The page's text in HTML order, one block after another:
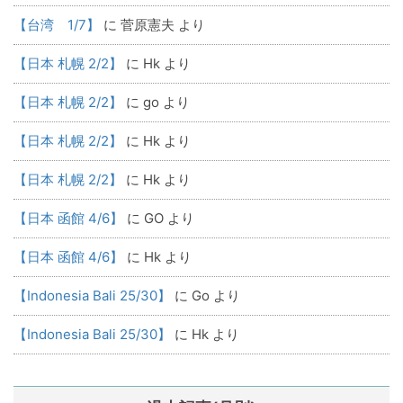
【台湾 1/7】 に 菅原憲夫 より
【日本 札幌 2/2】 に Hk より
【日本 札幌 2/2】 に go より
【日本 札幌 2/2】 に Hk より
【日本 札幌 2/2】 に Hk より
【日本 函館 4/6】 に GO より
【日本 函館 4/6】 に Hk より
【Indonesia Bali 25/30】 に Go より
【Indonesia Bali 25/30】 に Hk より